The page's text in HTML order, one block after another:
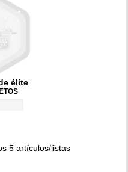
élite
5 artículos/listas